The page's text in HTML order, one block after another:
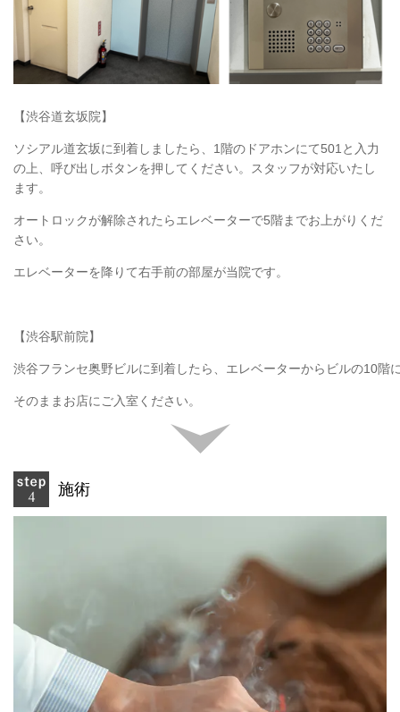
【渋谷道玄坂院】
ソシアル道玄坂に到着しましたら、1階のドアホンにて501と入力
の上、呼び出しボタンを押してください。スタッフが対応いたし
ます。
オートロックが解除されたらエレベーターで5階までお上がりくだ
さい。
エレベーターを降りて右手前の部屋が当院です。
【渋谷駅前院】
渋谷フランセ奥野ビルに到着したら、エレベーターからビルの10階
そのままお店にご入室ください。
施術